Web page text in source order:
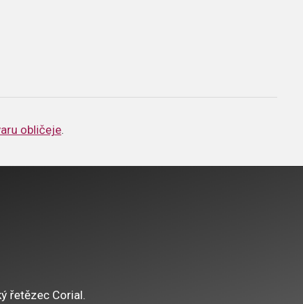
obličeje.
řetězec Corial.